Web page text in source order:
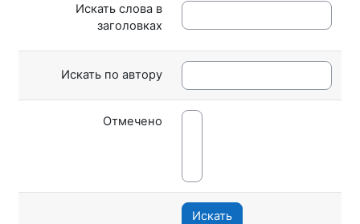
Искать слова в
заголовках
Искать по автору
Отмечено
Искать